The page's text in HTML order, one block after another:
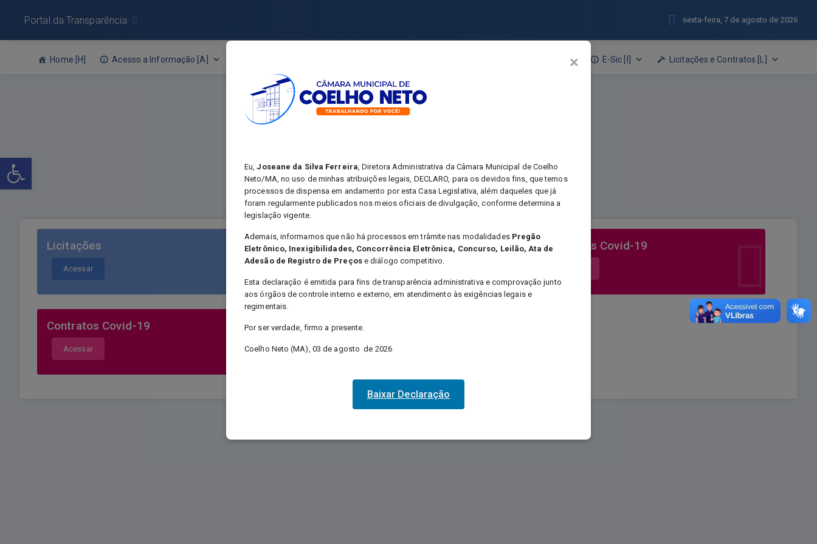
Abrir a barra de ferramentas
Home [H] Acesso a Informação [A] E-Sic [I] Licitações e Contratos [L]
Portal da Transparência sexta-feira, 7 de agosto de 2026
Licitações
Acessar
Contratos Licitações Covid-19
Contratos Covid-19
Acessar
×
Eu,Joseane da Silva Ferreira, Diretora Administrativa da Câmara Municipal de Coelho
Neto/MA, no uso de minhas atribuições legais, DECLARO, para os devidos fins, que temos
processos de dispensa em andamento por esta Casa Legislativa, além daqueles que já
foram regularmente publicados nos meios oficiais de divulgação, conforme determina a
legislação vigente.
Ademais, informamos que não há processos em trâmite nas modalidades Pregão
Eletrônico, Inexigibilidades, Concorrência Eletrônica, Concurso, Leilão, Ata de
Adesão de Registro de Preçose diálogo competitivo.
Esta declaração é emitida para fins de transparência administrativa e comprovação junto
aos órgãos de controle interno e externo, em atendimento às exigências legais e
regimentais.
Por ser verdade, firmo a presente.
Coelho Neto (MA), 03 de agosto de 2026
Baixar Declaração